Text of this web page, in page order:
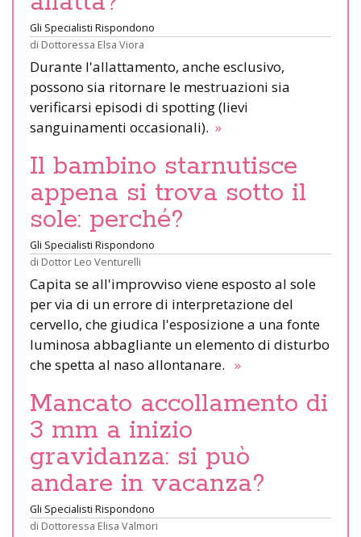
Gli Specialisti Rispondono
di Dottoressa Elsa Viora
Durante l'allattamento, anche esclusivo,
possono sia ritornare le mestruazioni sia
verificarsi episodi di spotting (lievi
sanguinamenti occasionali). »
Il bambino starnutisce
appena si trova sotto il
sole: perché?
Gli Specialisti Rispondono
di Dottor Leo Venturelli
Capita se all'improvviso viene esposto al sole
per via di un errore di interpretazione del
cervello, che giudica l'esposizione a una fonte
luminosa abbagliante un elemento di disturbo
che spetta al naso allontanare. »
Mancato accollamento di
3 mm a inizio
gravidanza: si può
andare in vacanza?
Gli Specialisti Rispondono
di Dottoressa Elisa Valmori